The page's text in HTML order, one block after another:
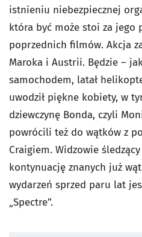
istnieniu niebezpiecznej
która być może stoi za jego
poprzednich filmów. Akcja
Maroka i Austrii. Będzie –
samochodem, latał
uwodził piękne kobiety, w
dziewczynę Bonda, czyli
powrócili też do wątków z
Craigiem. Widzowie
kontynuację znanych już
wydarzeń sprzed paru lat
„Spectre”.